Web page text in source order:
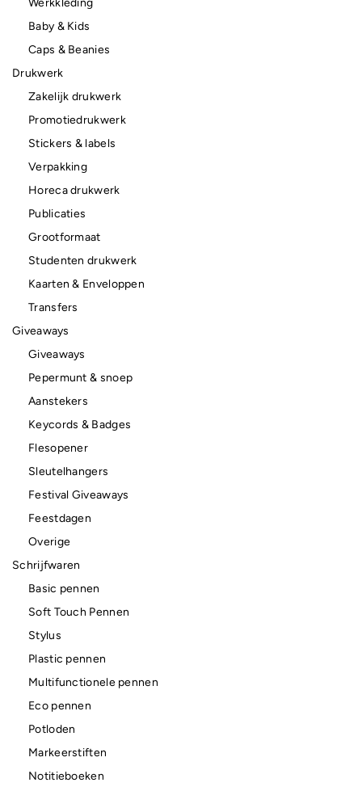
Baby & Kids
Caps & Beanies
Drukwerk
Zakelijk drukwerk
Promotiedrukwerk
Stickers & labels
Verpakking
Horeca drukwerk
Publicaties
Grootformaat
Studenten drukwerk
Kaarten & Enveloppen
Transfers
Giveaways
Giveaways
Pepermunt & snoep
Aanstekers
Keycords & Badges
Flesopener
Sleutelhangers
Festival Giveaways
Feestdagen
Overige
Schrijfwaren
Basic pennen
Soft Touch Pennen
Stylus
Plastic pennen
Multifunctionele pennen
Eco pennen
Potloden
Markeerstiften
Notitieboeken